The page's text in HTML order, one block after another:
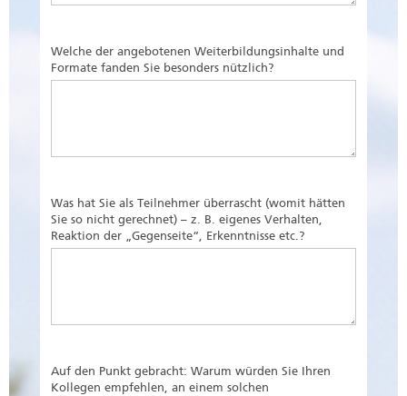
Welche der angebotenen Weiterbildungsinhalte und
Formate fanden Sie besonders nützlich?
Was hat Sie als Teilnehmer überrascht (womit hätten
Sie so nicht gerechnet) – z. B. eigenes Verhalten,
Reaktion der „Gegenseite“, Erkenntnisse etc.?
Auf den Punkt gebracht: Warum würden Sie Ihren
Kollegen empfehlen, an einem solchen